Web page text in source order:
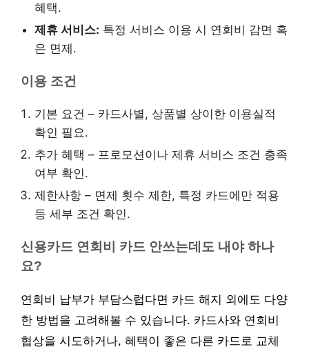
혜택.
제휴 서비스: 특정 서비스 이용 시 연회비 감면 혹
은 면제.
이용 조건
기본 요건 – 카드사별, 상품별 상이한 이용실적
확인 필요.
추가 혜택 – 프로모션이나 제휴 서비스 조건 충족
여부 확인.
제한사항 – 면제 횟수 제한, 특정 카드에만 적용
등 세부 조건 확인.
신용카드 연회비 카드 안쓰는데도 내야 하나
요?
연회비 납부가 부담스럽다면 카드 해지 외에도 다양
한 방법을 고려해볼 수 있습니다. 카드사와 연회비
협상을 시도하거나, 혜택이 좋은 다른 카드로 교체